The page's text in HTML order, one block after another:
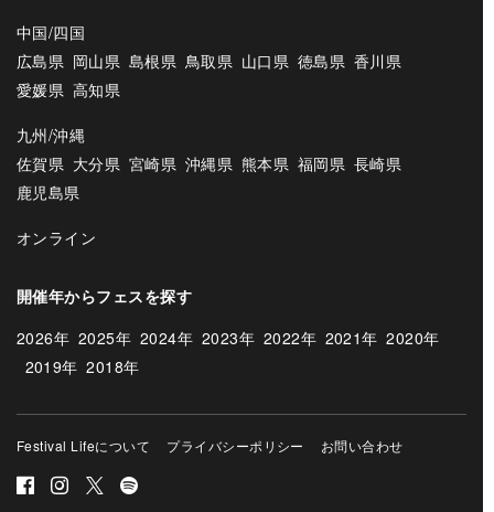
中国/四国
広島県 岡山県 島根県 鳥取県 山口県 徳島県 香川県
愛媛県 高知県
九州/沖縄
佐賀県 大分県 宮崎県 沖縄県 熊本県 福岡県 長崎県
鹿児島県
オンライン
開催年からフェスを探す
2026年 2025年 2024年 2023年 2022年 2021年 2020年
2019年 2018年
Festival Lifeについて プライバシーポリシー お問い合わせ